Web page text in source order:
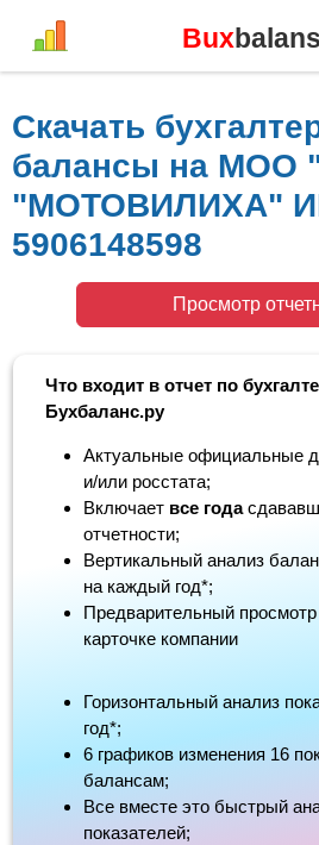
Bux
Скачать
балансы на МОО
"МОТОВИЛИХА"
5906148598
Просмотр
Что входит в отчет по
Бухбаланс.ру
Актуальные официальные
и/или росстата;
Включает все года
отчетности;
Вертикальный анализ
на каждый год*;
Предварительный
карточке компании
Горизонтальный анализ
год*;
6 графиков изменения 16
балансам;
Все вместе это быстрый
показателей;